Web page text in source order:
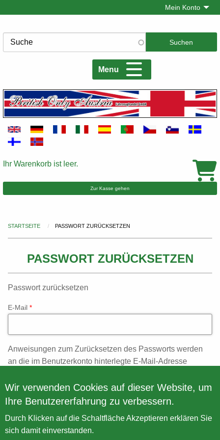
zum
Mein Konto
Suche
Menu
Warenkorb
Ihr Warenkorb ist leer.
Zur Kasse gehen
Du
STARTSEITE PASSWORT ZURÜCKSETZEN
PASSWORT ZURÜCKSETZEN
Passwort zurücksetzen
E-Mail
Anweisungen zum Zurücksetzen des Passworts werden
an die im Benutzerkonto hinterlegte E-Mail-Adresse
Zurück zur Anmeldeseite.
Wir verwenden Cookies auf dieser Website, um
Ihre Benutzererfahrung zu verbessern.
Durch Klicken auf die Schaltfläche Akzeptieren erklären Sie
sich damit einverstanden.